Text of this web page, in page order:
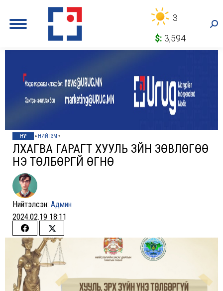
3
$: 3,594
НҮҮР » НИЙГЭМ »
ЛХАГВА ГАРАГТ ХУУЛЬ ЗҮЙН ЗӨВЛӨГӨӨ
ҮНЭ ТӨЛБӨРГҮЙ ӨГНӨ
Нийтэлсэн: Админ
2024.02.19 18:11
Share
on
Facebook
Share
on
Twitter